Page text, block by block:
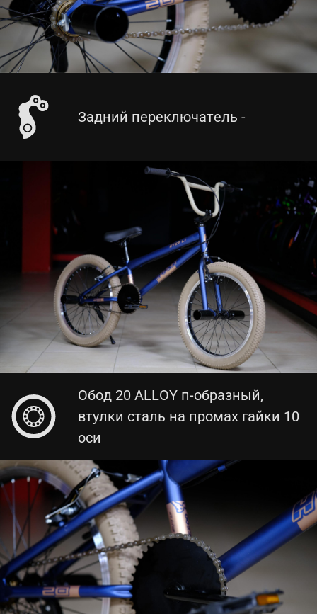
Задний переключатель -
Обод 20 ALLOY п-образный,
втулки сталь на промах гайки 10
оси